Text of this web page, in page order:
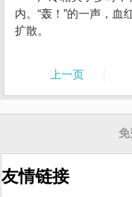
内。“轰！”的一声，血
扩散。
上一页
免
友情链接